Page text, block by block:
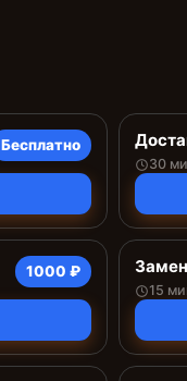
Бесплатно
30
1000 ₽
15